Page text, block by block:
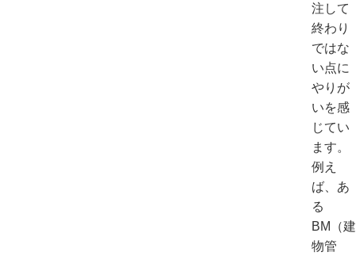
注して
終わり
ではな
い点に
やりが
いを感
じてい
ます。
例え
ば、あ
る
BM（建
物管